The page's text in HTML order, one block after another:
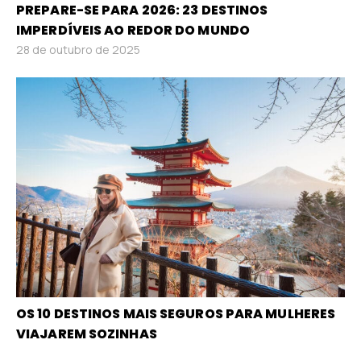
PREPARE-SE PARA 2026: 23 DESTINOS
IMPERDÍVEIS AO REDOR DO MUNDO
28 de outubro de 2025
OS 10 DESTINOS MAIS SEGUROS PARA MULHERES
VIAJAREM SOZINHAS